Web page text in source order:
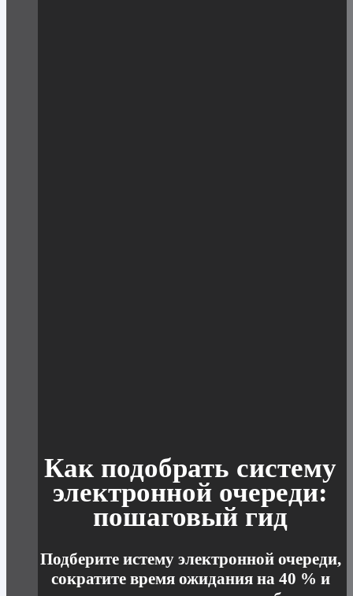
Как подобрать систему
электронной очереди:
пошаговый гид
Подберите истему электронной очереди,
сократите время ожидания на 40 % и